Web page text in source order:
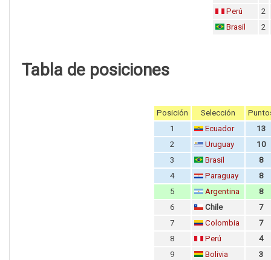
Perú
2
Brasil
2
Tabla de posiciones
Posición Selección
1
Ecuador
13
2
Uruguay
10
3
Brasil
8
4
Paraguay
8
5
Argentina
8
6
Chile
7
7
Colombia
7
8
Perú
4
9
Bolivia
3